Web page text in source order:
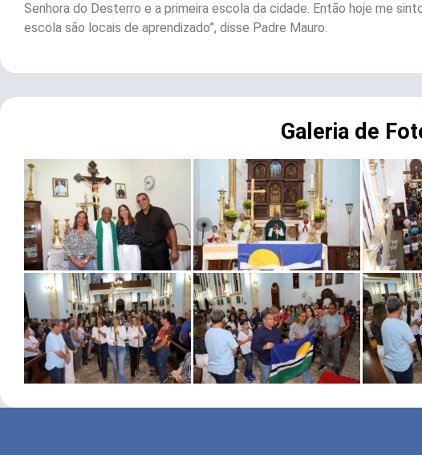
Senhora do Desterro e a primeira escola da cidade. Então hoje me
escola são locais de aprendizado”, disse Padre Mauro.
Galeria de